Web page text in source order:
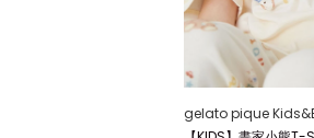
gelato pique